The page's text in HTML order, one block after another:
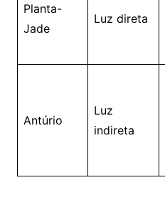
Planta-
Jade
Luz direta
Antúrio
Luz
indireta